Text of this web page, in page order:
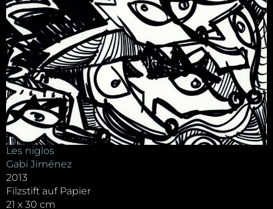
Les niglos
Gabi Jiménez
2013
Filzstift auf Papier
21 x 30 cm